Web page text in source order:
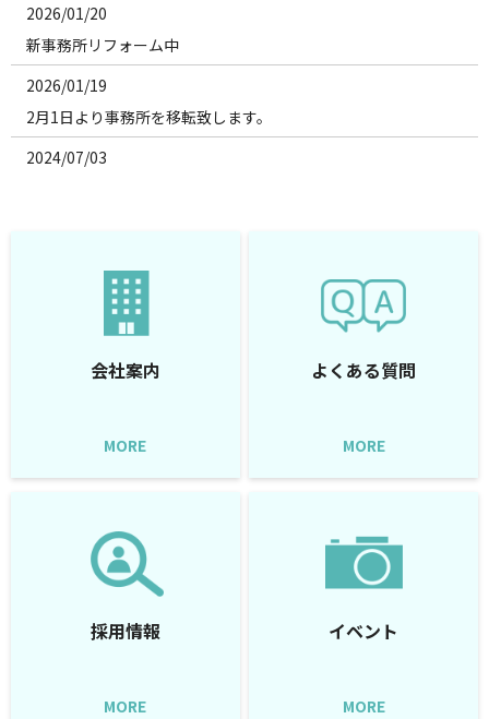
2026/01/20
新事務所リフォーム中
2026/01/19
2月1日より事務所を移転致します。
2024/07/03
施工事例に千葉 ルームエアコン設置工事を追加いたしました。
2020/11/26会社案内
MORE
よくある質問
MORE
採用情報
MORE
イベント
MORE